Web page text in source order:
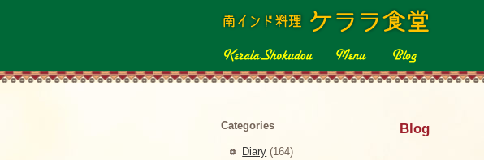
Blog
Categories
Diary (164)